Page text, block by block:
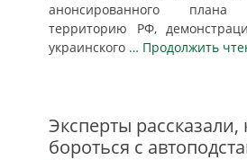
анонсированного
территорию РФ,
украинского … Продолжить
Эксперты рассказали,
бороться с